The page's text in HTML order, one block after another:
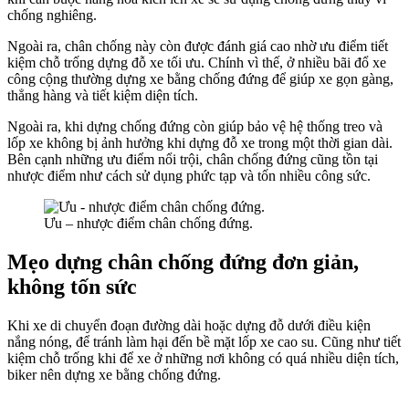
chống nghiêng.
Ngoài ra, chân chống này còn được đánh giá cao nhờ ưu điểm tiết
kiệm chỗ trống dựng đỗ xe tối ưu. Chính vì thế, ở nhiều bãi đổ xe
công cộng thường dựng xe bằng chống đứng để giúp xe gọn gàng,
thẳng hàng và tiết kiệm diện tích.
Ngoài ra, khi dựng chống đứng còn giúp bảo vệ hệ thống treo và
lốp xe không bị ảnh hưởng khi dựng đỗ xe trong một thời gian dài.
Bên cạnh những ưu điểm nổi trội, chân chống đứng cũng tồn tại
nhược điểm như cách sử dụng phức tạp và tốn nhiều công sức.
Ưu – nhược điểm chân chống đứng.
Mẹo dựng chân chống đứng đơn giản,
không tốn sức
Khi xe di chuyển đoạn đường dài hoặc dựng đỗ dưới điều kiện
nắng nóng, để tránh làm hại đến bề mặt lốp xe cao su. Cũng như tiết
kiệm chỗ trống khi để xe ở những nơi không có quá nhiều diện tích,
biker nên dựng xe bằng chống đứng.